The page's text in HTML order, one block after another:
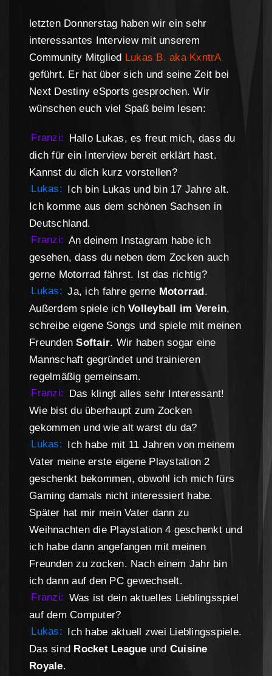
letzten Donnerstag haben wir ein sehr
interessantes Interview mit unserem
Community Mitglied Lukas B. aka KxntrA
geführt. Er hat über sich und seine Zeit bei
Next Destiny eSports gesprochen. Wir
wünschen euch viel Spaß beim lesen:
Franzi: Hallo Lukas, es freut mich, dass du
dich für ein Interview bereit erklärt hast.
Kannst du dich kurz vorstellen?
Lukas: Ich bin Lukas und bin 17 Jahre alt.
Ich komme aus dem schönen Sachsen in
Deutschland.
Franzi: An deinem Instagram habe ich
gesehen, dass du neben dem Zocken auch
gerne Motorrad fährst. Ist das richtig?
Lukas: Ja, ich fahre gerne Motorrad.
Außerdem spiele ichVolleyball im Verein,
schreibe eigene Songs und spiele mit meinen
FreundenSoftair. Wir haben sogar eine
Mannschaft gegründet und trainieren
regelmäßig gemeinsam.
Franzi: Das klingt alles sehr Interessant!
Wie bist du überhaupt zum Zocken
gekommen und wie alt warst du da?
Lukas: Ich habe mit 11 Jahren von meinem
Vater meine erste eigene Playstation 2
geschenkt bekommen, obwohl ich mich fürs
Gaming damals nicht interessiert habe.
Später hat mir mein Vater dann zu
Weihnachten die Playstation 4 geschenkt und
ich habe dann angefangen mit meinen
Freunden zu zocken. Nach einem Jahr bin
ich dann auf den PC gewechselt.
Franzi: Was ist dein aktuelles Lieblingsspiel
auf dem Computer?
Lukas: Ich habe aktuell zwei Lieblingsspiele.
Das sind Rocket League und Cuisine
Royale.